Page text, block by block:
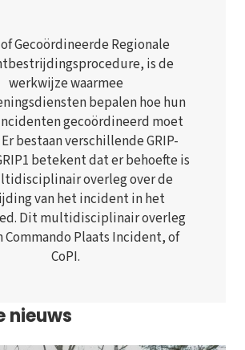
of Gecoördineerde Regionale
is de
werkwijze waarmee
bepalen hoe hun
gecoördineerd moet
bestaan verschillende GRIP-
betekent dat er behoefte is
overleg over de
van het incident in het
Dit multidisciplinair overleg
Commando Plaats Incident, of
CoPI.
nieuws